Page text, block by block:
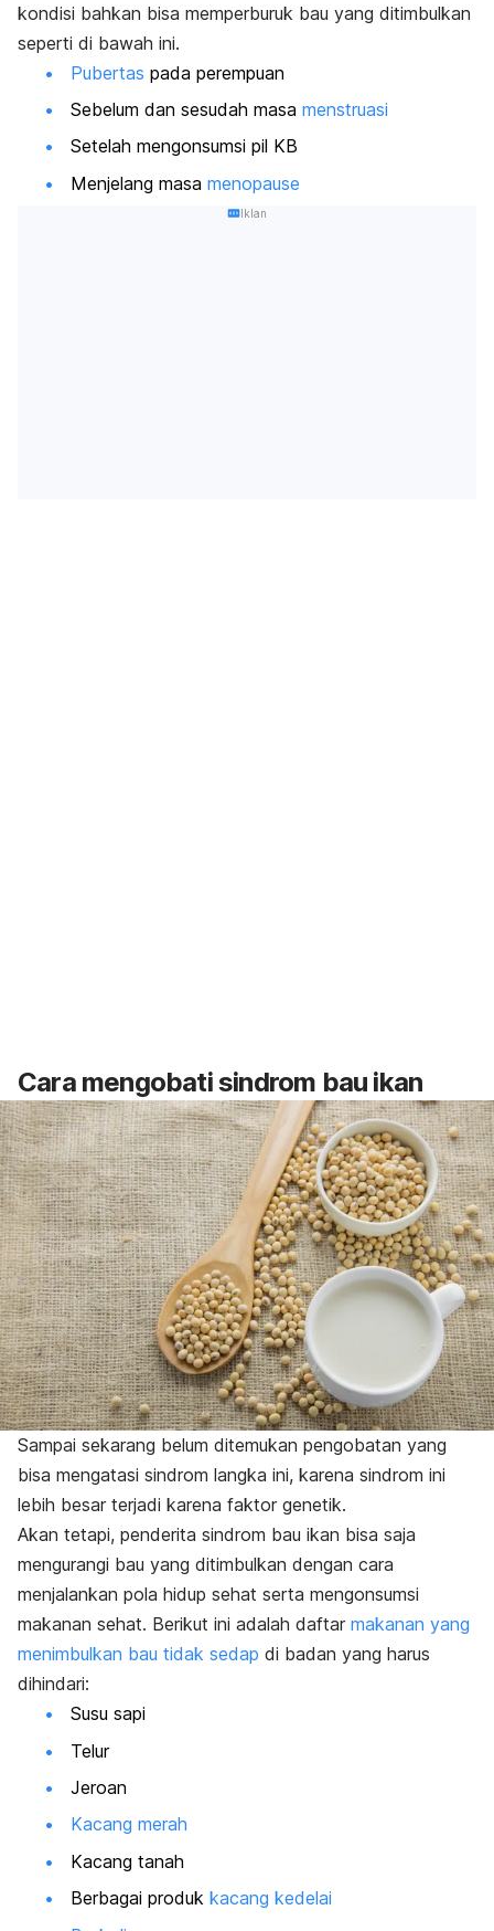
kondisi bahkan bisa memperburuk bau yang ditimbulkan
seperti di bawah ini.
Pubertas pada perempuan
Sebelum dan sesudah masa menstruasi
Setelah mengonsumsi pil KB
Menjelang masa menopause
Iklan
Cara mengobati sindrom bau ikan
Sampai sekarang belum ditemukan pengobatan yang
bisa mengatasi sindrom langka ini, karena sindrom ini
lebih besar terjadi karena faktor genetik.
Akan tetapi, penderita sindrom bau ikan bisa saja
mengurangi bau yang ditimbulkan dengan cara
menjalankan pola hidup sehat serta mengonsumsi
makanan sehat. Berikut ini adalah daftar makanan yang
menimbulkan bau tidak sedap di badan yang harus
dihindari:
Susu sapi
Telur
Jeroan
Kacang merah
Kacang tanah
Berbagai produk kacang kedelai